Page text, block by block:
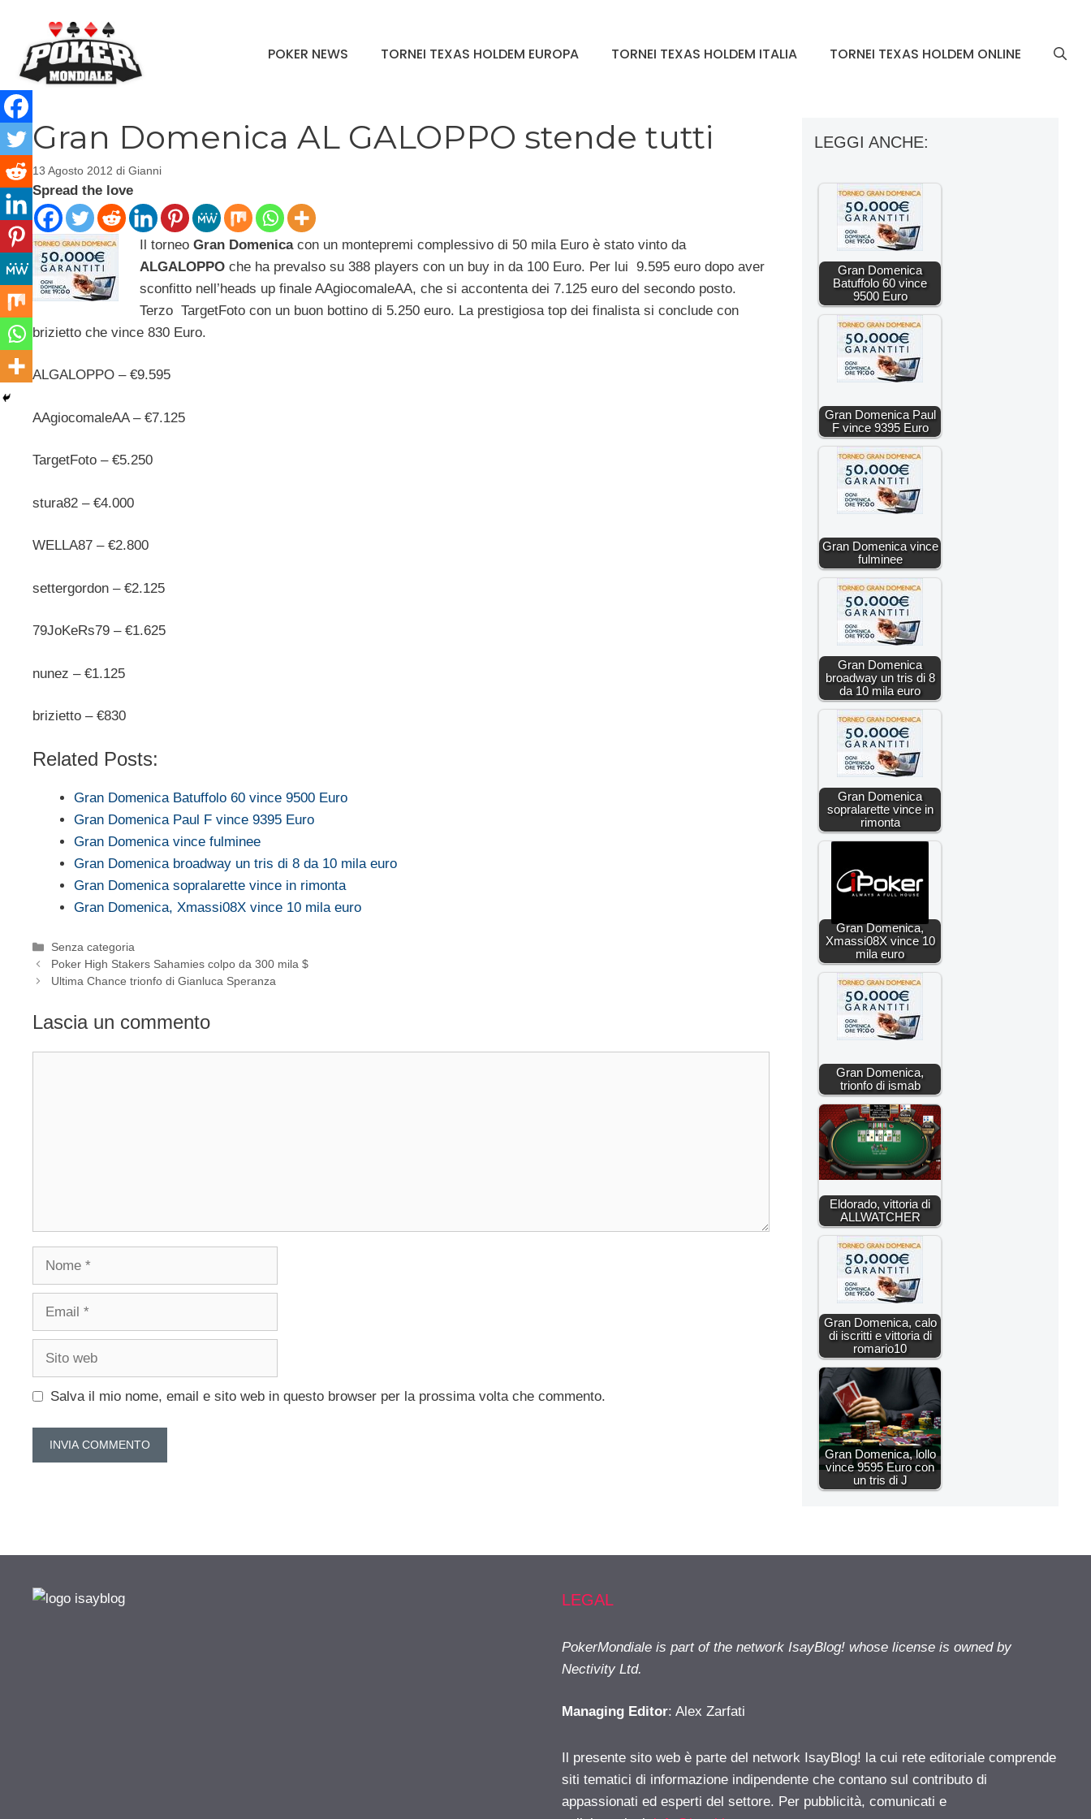
contenuto
POKER NEWS TORNEI TEXAS HOLDEM EUROPA TORNEI TEXAS HOLDEM ITALIA TORNEI TEXAS HOLDEM ONLINE
Gran Domenica AL GALOPPO stende tutti
13 Agosto 2012 di Gianni
Spread the love
Il torneo Gran Domenicacon un montepremi complessivo di 50 mila Euro è stato vinto da
ALGALOPPOche ha prevalso su 388 players con un buy in da 100 Euro. Per lui 9.595 euro dopo aver
sconfitto nell’heads up finale AAgiocomaleAA, che si accontenta dei 7.125 euro del secondo posto.
Terzo TargetFoto con un buon bottino di 5.250 euro. La prestigiosa top dei finalista si conclude con
brizietto che vince 830 Euro.
ALGALOPPO – €9.595
AAgiocomaleAA – €7.125
TargetFoto – €5.250
stura82 – €4.000
WELLA87 – €2.800
settergordon – €2.125
79JoKeRs79 – €1.625
nunez – €1.125
brizietto – €830
Related Posts:
Gran Domenica Batuffolo 60 vince 9500 Euro
Gran Domenica Paul F vince 9395 Euro
Gran Domenica vince fulminee
Gran Domenica broadway un tris di 8 da 10 mila euro
Gran Domenica sopralarette vince in rimonta
Gran Domenica, Xmassi08X vince 10 mila euro
Categorie
Senza categoria
Poker High Stakers Sahamies colpo da 300 mila $
Ultima Chance trionfo di Gianluca Speranza
Lascia un commento
Salva il mio nome, email e sito web in questo browser per la prossima volta che commento.
LEGGI ANCHE:
Gran Domenica
Batuffolo 60 vince
9500 Euro
Gran Domenica Paul
F vince 9395 Euro
Gran Domenica vince
fulminee
Gran Domenica
broadway un tris di 8
da 10 mila euro
Gran Domenica
sopralarette vince in
rimonta
Gran Domenica,
Xmassi08X vince 10
mila euro
Gran Domenica,
trionfo di ismab
Eldorado, vittoria di
ALLWATCHER
Gran Domenica, calo
di iscritti e vittoria di
romario10
Gran Domenica, lollo
vince 9595 Euro con
un tris di J
LEGAL
PokerMondiale is part of the network IsayBlog! whose license is owned by
Nectivity Ltd.
Managing Editor: Alex Zarfati
Il presente sito web è parte del network IsayBlog! la cui rete editoriale comprende
siti tematici di informazione indipendente che contano sul contributo di
appassionati ed esperti del settore. Per pubblicità, comunicati e